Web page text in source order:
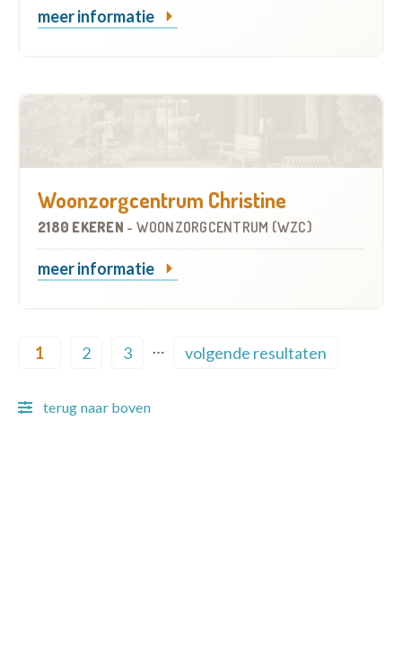
meer informatie
Woonzorgcentrum Christine
2180 EKEREN - WOONZORGCENTRUM (WZC)
meer informatie
1 2 3
…
volgende resultaten
terug naar boven